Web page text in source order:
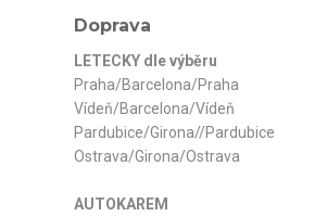
Doprava
LETECKY dle výběru
Praha/Barcelona/Praha
Vídeň/Barcelona/Vídeň
Pardubice/Girona//Pardubice
Ostrava/Girona/Ostrava
AUTOKAREM